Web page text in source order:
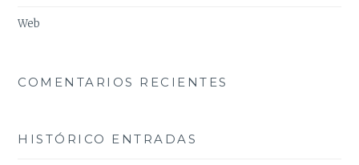
Web
COMENTARIOS RECIENTES
HISTÓRICO ENTRADAS